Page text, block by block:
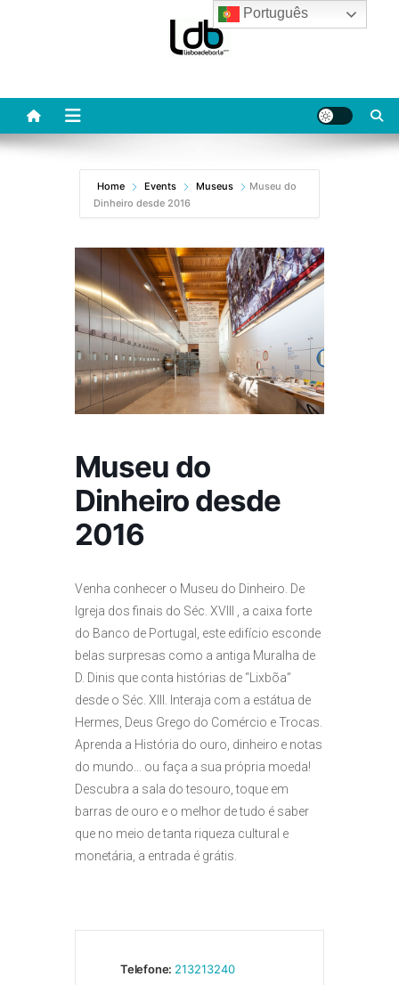
Home Events Museus
Museu do
Dinheiro desde 2016
Museu do
Dinheiro desde
2016
Venha conhecer o Museu do Dinheiro. De
Igreja dos finais do Séc. XVIII , a caixa forte
do Banco de Portugal, este edifício esconde
belas surpresas como a antiga Muralha de
D. Dinis que conta histórias de “Lixbõa”
desde o Séc. XIII. Interaja com a estátua de
Hermes, Deus Grego do Comércio e Trocas.
Aprenda a História do ouro, dinheiro e notas
do mundo… ou faça a sua própria moeda!
Descubra a sala do tesouro, toque em
barras de ouro e o melhor de tudo é saber
que no meio de tanta riqueza cultural e
monetária, a entrada é grátis.
Telefone: 213213240
Português